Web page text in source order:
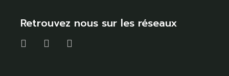
Retrouvez nous sur les réseaux